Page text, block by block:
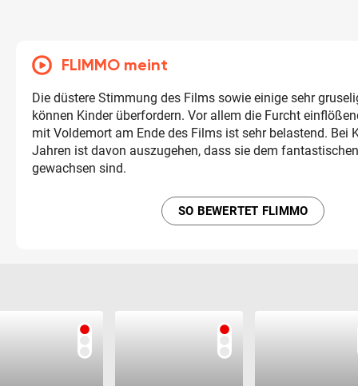
FLIMMO meint
Die düstere Stimmung des Films sowie einige sehr
können Kinder überfordern. Vor allem die Furcht
mit Voldemort am Ende des Films ist sehr belastend. Bei
Jahren ist davon auszugehen, dass sie dem
gewachsen sind.
SO BEWERTET FLIMMO